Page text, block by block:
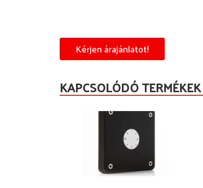
Kérjen árajánlatot!
KAPCSOLÓDÓ TERMÉKEK